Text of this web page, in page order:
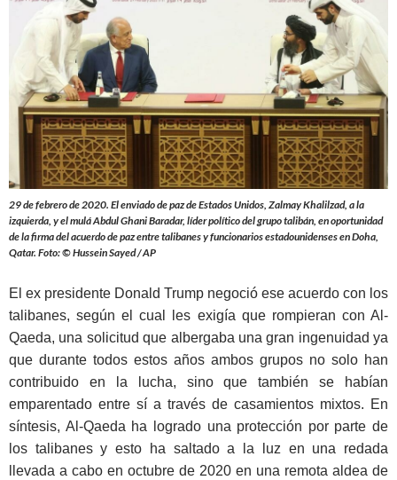
29 de febrero de 2020. El enviado de paz de Estados Unidos, Zalmay Khalilzad, a la
izquierda, y el mulá Abdul Ghani Baradar, líder político del grupo talibán, en oportunidad
de la firma del acuerdo de paz entre talibanes y funcionarios estadounidenses en Doha,
Qatar. Foto: © Hussein Sayed / AP
El ex presidente Donald Trump negoció ese acuerdo con los
talibanes, según el cual les exigía que rompieran con Al-
Qaeda, una solicitud que albergaba una gran ingenuidad ya
que durante todos estos años ambos grupos no solo han
contribuido en la lucha, sino que también se habían
emparentado entre sí a través de casamientos mixtos. En
síntesis, Al-Qaeda ha logrado una protección por parte de
los talibanes y esto ha saltado a la luz en una redada
llevada a cabo en octubre de 2020 en una remota aldea de